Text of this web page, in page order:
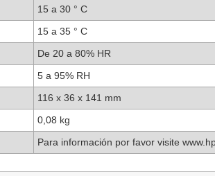
15 a 30 ° C
15 a 35 ° C
De 20 a 80% HR
5 a 95% RH
116 x 36 x 141 mm
0,08 kg
Para información por favor visite